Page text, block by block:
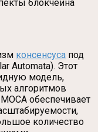
блокчейна
консенсуса под
Automata). Этот
модель,
алгоритмов
обеспечивает
количество